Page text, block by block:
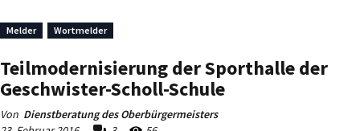
Melder Wortmelder
Teilmodernisierung der Sporthalle der
Geschwister-Scholl-Schule
Von Dienstberatung des Oberbürgermeisters